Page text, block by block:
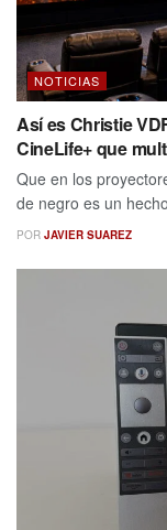
NOTICIAS
Así es Christie
CineLife+ que
Que en los
de negro es un
POR JAVIER SUAREZ